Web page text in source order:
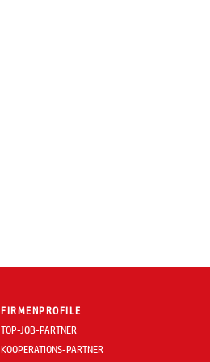
FIRMENPROFILE
TOP-JOB-PARTNER
KOOPERATIONS-PARTNER